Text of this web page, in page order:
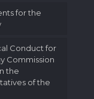
for the
Conduct for
Commission
the
of the